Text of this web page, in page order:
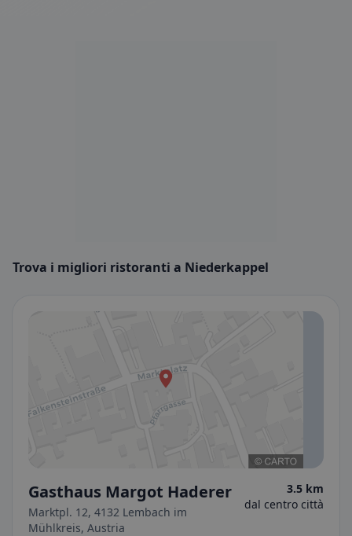
Trova i migliori ristoranti a Niederkappel
Gasthaus Margot Haderer
Marktpl. 12, 4132 Lembach im
Mühlkreis, Austria
3.5 km
dal centro città